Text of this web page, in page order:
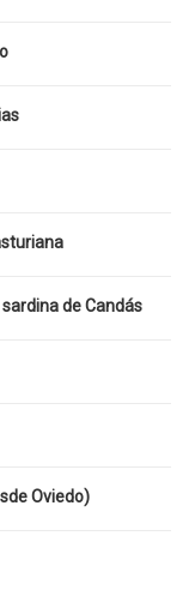
de Candás
Oviedo)